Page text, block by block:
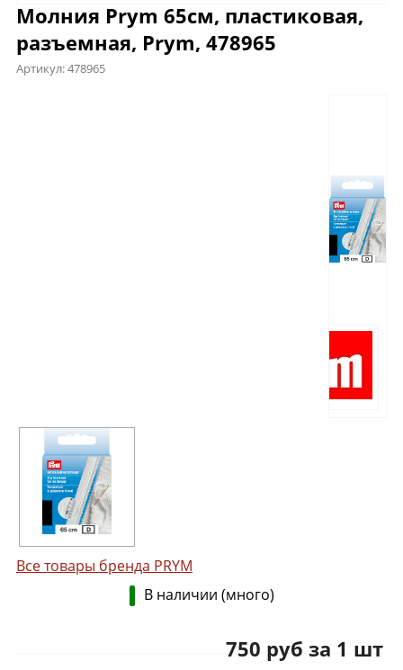
Молния Prym 65см, пластиковая,
разъемная, Prym, 478965
Артикул:478965
Все товары бренда PRYM
В наличии (много)
750 руб за 1 шт